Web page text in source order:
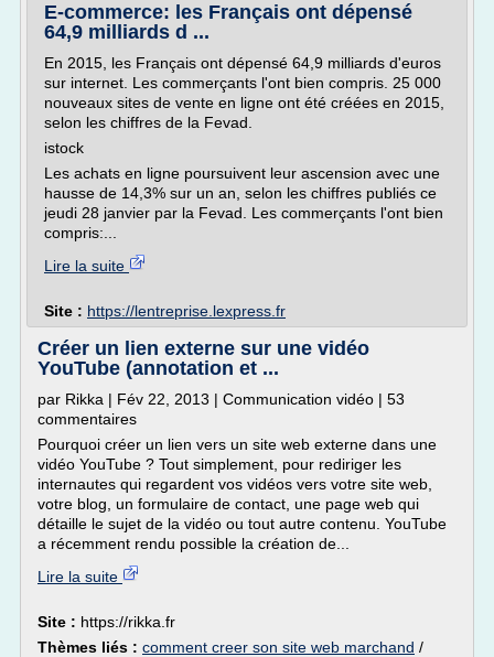
E-commerce: les Français ont dépensé
64,9 milliards d ...
En 2015, les Français ont dépensé 64,9 milliards d'euros
sur internet. Les commerçants l'ont bien compris. 25 000
nouveaux sites de vente en ligne ont été créées en 2015,
selon les chiffres de la Fevad.
istock
Les achats en ligne poursuivent leur ascension avec une
hausse de 14,3% sur un an, selon les chiffres publiés ce
jeudi 28 janvier par la Fevad. Les commerçants l'ont bien
compris:...
Lire la suite
Site : https://lentreprise.lexpress.fr
Créer un lien externe sur une vidéo
YouTube (annotation et ...
par Rikka | Fév 22, 2013 | Communication vidéo | 53
commentaires
Pourquoi créer un lien vers un site web externe dans une
vidéo YouTube ? Tout simplement, pour rediriger les
internautes qui regardent vos vidéos vers votre site web,
votre blog, un formulaire de contact, une page web qui
détaille le sujet de la vidéo ou tout autre contenu. YouTube
a récemment rendu possible la création de...
Lire la suite
Site : https://rikka.fr
Thèmes liés : comment creer son site web marchand /